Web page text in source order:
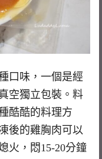
口味，一個是經
空獨立包裝。料
酷酷的料理方
後的雞胸肉可以
火，悶15-20分鐘